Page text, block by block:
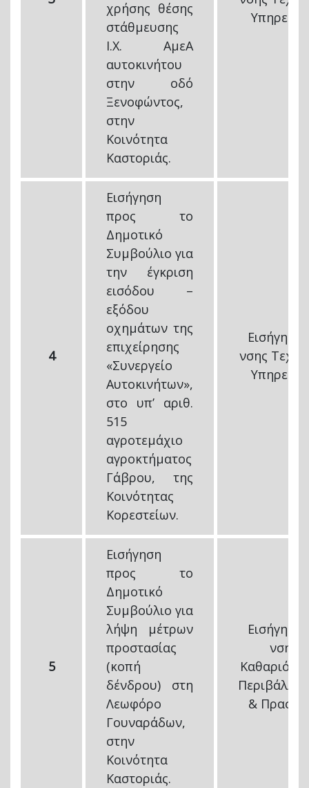
χρήσης θέσης
στάθμευσης
Ι.Χ. ΑμεΑ
αυτοκινήτου
στην οδό
Ξενοφώντος,
στην
Κοινότητα
Καστοριάς.
4
Εισήγηση
προς το
Δημοτικό
Συμβούλιο για
την έγκριση
εισόδου –
εξόδου
οχημάτων της
επιχείρησης
«Συνεργείο
Αυτοκινήτων»,
στο υπ’ αριθ.
515
αγροτεμάχιο
αγροκτήματος
Γάβρου, της
Κοινότητας
Κορεστείων.
Εισήγηση
νσης
5
Εισήγηση
προς το
Δημοτικό
Συμβούλιο για
λήψη μέτρων
προστασίας
(κοπή
δένδρου) στη
Λεωφόρο
Γουναράδων,
στην
Κοινότητα
Καστοριάς.
Εισήγηση
νσης
&